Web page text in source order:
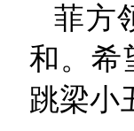
菲方
和。希
跳梁小